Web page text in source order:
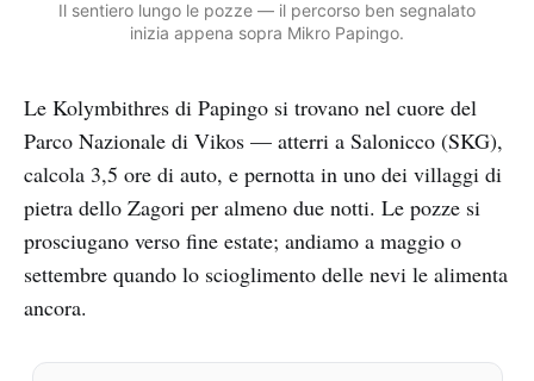
Il sentiero lungo le pozze — il percorso ben segnalato
inizia appena sopra Mikro Papingo.
Le Kolymbithres di Papingo si trovano nel cuore del
Parco Nazionale di Vikos — atterri a Salonicco (SKG),
calcola 3,5 ore di auto, e pernotta in uno dei villaggi di
pietra dello Zagori per almeno due notti. Le pozze si
prosciugano verso fine estate; andiamo a maggio o
settembre quando lo scioglimento delle nevi le alimenta
ancora.